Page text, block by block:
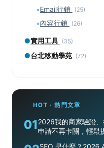
▪Email行銷 (25)
▪內容行銷 (26)
●實用工具 (35)
●台北移動學苑 (72)
HOT · 熱門文章
012026我的商家驗證
申請不再卡關，輕鬆
SEO 是什麼？2026